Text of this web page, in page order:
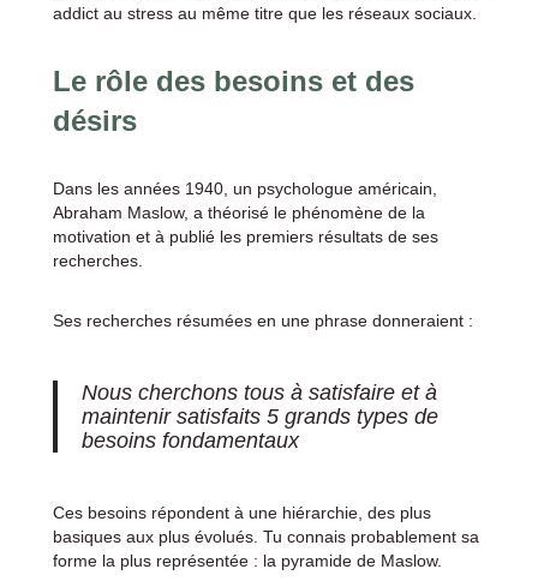
addict au stress au même titre que les réseaux sociaux.
Le rôle des besoins et des
désirs
Dans les années 1940, un psychologue américain,
Abraham Maslow, a théorisé le phénomène de la
motivation et à publié les premiers résultats de ses
recherches.
Ses recherches résumées en une phrase donneraient :
Nous cherchons tous à satisfaire et à
maintenir satisfaits 5 grands types de
besoins fondamentaux
Ces besoins répondent à une hiérarchie, des plus
basiques aux plus évolués. Tu connais probablement sa
forme la plus représentée : la pyramide de Maslow.